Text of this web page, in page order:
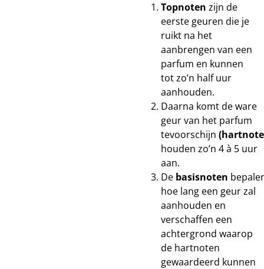
Topnoten zijn de
eerste geuren die je
ruikt na het
aanbrengen van een
parfum en kunnen
tot zo’n half uur
aanhouden.
Daarna komt de ware
geur van het parfum
tevoorschijn
houden zo’n 4 à 5 uur
aan.
De basisnoten
hoe lang een geur zal
aanhouden en
verschaffen een
achtergrond waarop
de hartnoten
gewaardeerd kunnen